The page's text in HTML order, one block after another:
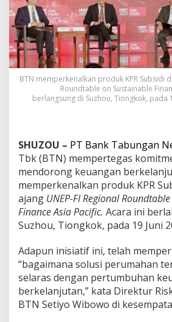
i
I
n
d
o
n
e
s
i
a
m
F
o
r
u
m
K
u
n
g
a
n
BTN memperkenalkan produk KPR Subsidi
Roundtable on Sustainable
berlangsung di Suzhou, Tiongkok, pada
SHUZOU – PT Bank Tabungan
Tbk (BTN) mempertegas
mendorong keuangan
memperkenalkan produk KPR
ajang UNEP-FI Regional
Finance Asia Pacific. Acara ini
Suzhou, Tiongkok, pada 19 Juni
Adapun inisiatif ini, telah
“bagaimana solusi perumahan
selaras dengan pertumbuhan
berkelanjutan,” kata Direktur
BTN Setiyo Wibowo di